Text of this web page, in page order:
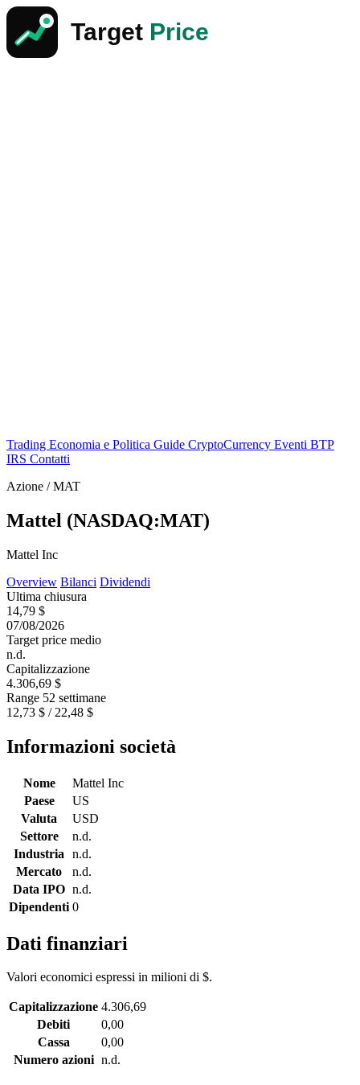
Trading Economia e Politica Guide CryptoCurrency Eventi BTP
IRS Contatti
Azione / MAT
Mattel (NASDAQ:MAT)
Mattel Inc
Overview Bilanci Dividendi
Ultima chiusura
14,79 $
07/08/2026
Target price medio
n.d.
Capitalizzazione
4.306,69 $
Range 52 settimane
12,73 $ / 22,48 $
Informazioni società
Nome
Mattel Inc
Paese
US
Valuta
USD
Settore
n.d.
Industria
n.d.
Mercato
n.d.
Data IPO n.d.
Dipendenti 0
Dati finanziari
Valori economici espressi in milioni di $.
Capitalizzazione 4.306,69
Debiti
0,00
Cassa
0,00
Numero azioni n.d.